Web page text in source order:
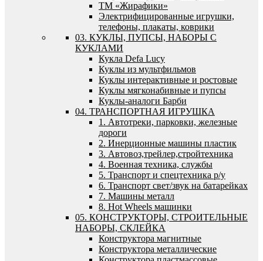
ТМ «Жирафики»
Электрифицированные игрушки,
телефоны, плакаты, коврики
03. КУКЛЫ, ПУПСЫ, НАБОРЫ С
КУКЛАМИ
Кукла Defa Lucy
Куклы из мультфильмов
Куклы интерактивные и ростовые
Куклы мягконабивные и пупсы
Куклы-аналоги Барби
04. ТРАНСПОРТНАЯ ИГРУШКА
1. Автотреки, парковки, железные
дороги
2. Инерционные машины пластик
3. Автовоз,трейлер,стройтехника
4. Военная техника, службы
5. Транспорт и спецтехника р/у
6. Транспорт свет/звук на батарейках
7. Машины металл
8. Hot Wheels машинки
05. КОНСТРУКТОРЫ, СТРОИТЕЛЬНЫЕ
НАБОРЫ, СКЛЕЙКА
Конструктора магнитные
Конструктора металлические